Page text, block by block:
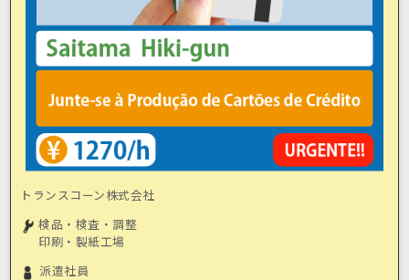
トランスコーン株式会社
検品・検査・調整
印刷・製紙工場
派遣社員